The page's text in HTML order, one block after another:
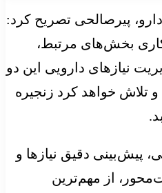
پیرصالحی تصریح کرد:
بخش‌های مرتبط،
نیازهای دارویی این دو
و تلاش خواهد کرد زنجیره
پیش‌بینی دقیق نیازها و
از مهم‌ترین